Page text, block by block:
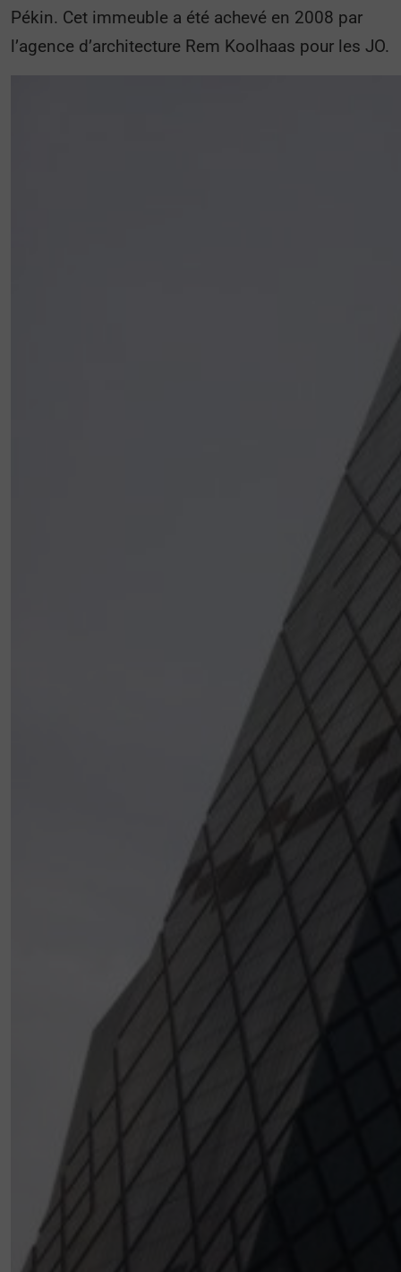
Pékin. Cet immeuble a été achevé en 2008 par
l’agence d’architecture Rem Koolhaas pour les JO.